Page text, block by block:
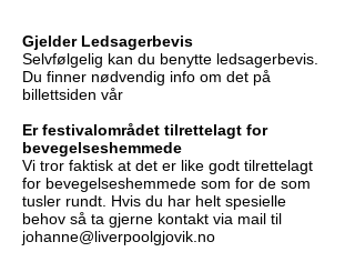
Gjelder Ledsagerbevis
Selvfølgelig kan du benytte ledsagerbevis.
Du finner nødvendig info om det på
billettsiden vår
Er festivalområdet tilrettelagt for
bevegelseshemmede
Vi tror faktisk at det er like godt tilrettelagt
for bevegelseshemmede som for de som
tusler rundt. Hvis du har helt spesielle
behov så ta gjerne kontakt via mail til
johanne@liverpoolgjovik.no